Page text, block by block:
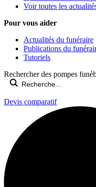
Voir toutes les
Pour vous aider
Actualités du funéraire
Publications du
Tutoriels
Rechercher des pompes
Devis comparatif